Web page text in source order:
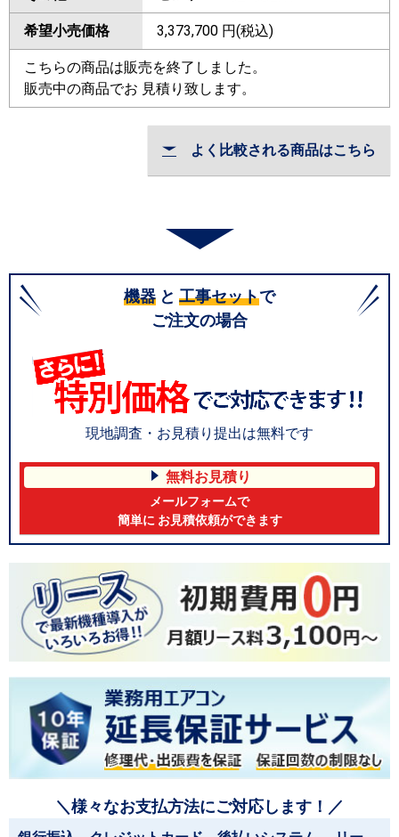
希望小売価格 3,373,700 円(税込)
こちらの商品は販売を終了しました。
販売中の商品でお 見積り致します。
よく比較される商品はこちら
機器 と 工事セットで
ご注文の場合
現地調査・お見積り提出は無料です
無料お見積り
メールフォームで
簡単に お見積依頼ができます
＼様々なお支払方法にご対応します！／